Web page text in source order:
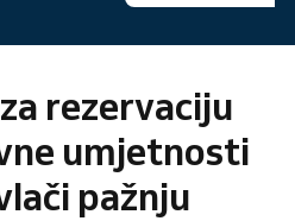
rezervaciju
umjetnosti
pažnju